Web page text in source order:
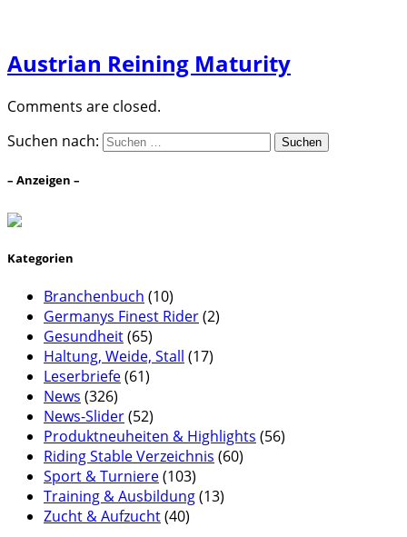
Austrian Reining Maturity
Comments are closed.
Suchen nach:
– Anzeigen –
Kategorien
Branchenbuch (10)
Germanys Finest Rider(2)
Gesundheit(65)
Haltung, Weide, Stall (17)
Leserbriefe(61)
News (326)
News-Slider(52)
Produktneuheiten & Highlights (56)
Riding Stable Verzeichnis (60)
Sport & Turniere(103)
Training & Ausbildung(13)
Zucht & Aufzucht(40)